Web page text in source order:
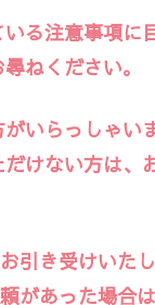
る注意事項に
ねください。
いらっしゃい
けない方は、
引き受けいた
があった場合